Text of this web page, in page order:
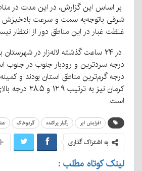
بر اساس این گزارش، در این مدت در
شرقی باتوجه‌به سمت و سرعت بادخیزش
غلظت غبار در این مناطق دور از انتظار
درجه گرم‌ترین مناطق استان بودند و
کرمان نیز به
است.
افزایش ابر رگبار پراکنده گردوخاک
به اشتراک گذاری
لینک کوتاه مطلب :